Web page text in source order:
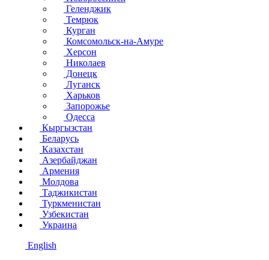
Геленджик
Темрюк
Курган
Комсомольск-на-Амуре
Херсон
Николаев
Донецк
Луганск
Харьков
Запорожье
Одесса
Кыргызстан
Беларусь
Казахстан
Азербайджан
Армения
Молдова
Таджикистан
Туркменистан
Узбекистан
Украина
English